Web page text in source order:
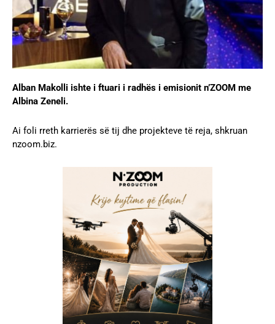
Alban Makolli ishte i ftuari i radhës i emisionit n’ZOOM me
Albina Zeneli.
Ai foli rreth karrierës së tij dhe projekteve të reja, shkruan
nzoom.biz.